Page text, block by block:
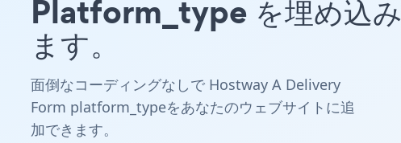
Platform_type を埋め込み
ます。
面倒なコーディングなしで Hostway A Delivery
Form platform_typeをあなたのウェブサイトに追
加できます。